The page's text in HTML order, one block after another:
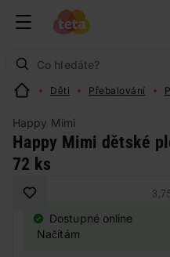
Děti Přebalování
Happy Mimi
Happy Mimi dětské
72 ks
Dostupné online
Načítám